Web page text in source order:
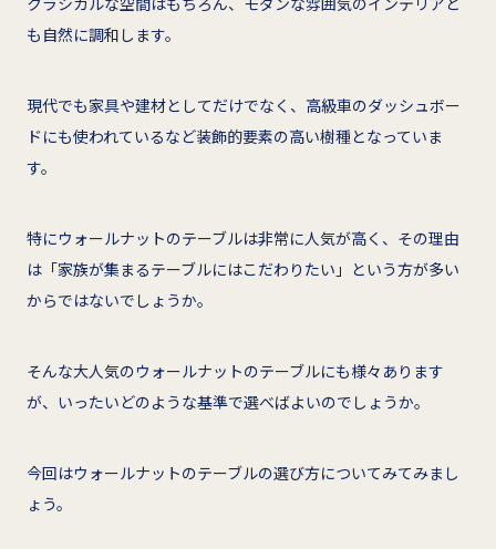
も自然に調和します。
現代でも家具や建材としてだけでなく、高級車のダッシュボー
ドにも使われているなど装飾的要素の高い樹種となっていま
す。
特にウォールナットのテーブルは非常に人気が高く、その理由
は「家族が集まるテーブルにはこだわりたい」という方が多い
からではないでしょうか。
そんな大人気のウォールナットのテーブルにも様々あります
が、いったいどのような基準で選べばよいのでしょうか。
今回はウォールナットのテーブルの選び方についてみてみまし
ょう。